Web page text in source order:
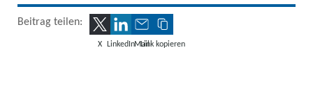
Beitrag teilen:
X LinkedInMailLink kopieren